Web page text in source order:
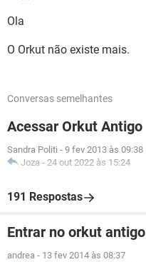
Ola
O Orkut não existe mais.
Conversas semelhantes
Acessar Orkut Antigo
Sandra Politi - 9 fev 2013 às 09:38
Joza - 24 out 2022 às 15:24
191 Respostas
Entrar no orkut antigo
andrea - 13 fev 2014 às 08:37